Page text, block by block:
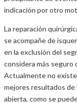
indicación por otro
La reparación
se acompañe de
en la exclusión del
considera más seguro
Actualmente no
mejores resultados de
abierta, como se